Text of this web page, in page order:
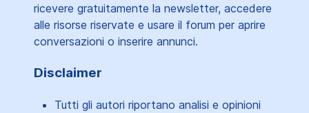
ricevere gratuitamente la newsletter, accedere
alle risorse riservate e usare il forum per aprire
conversazioni o inserire annunci.
Disclaimer
Tutti gli autori riportano analisi e opinioni